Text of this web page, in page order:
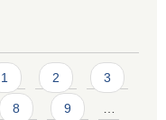
1 2 3
8 9 …